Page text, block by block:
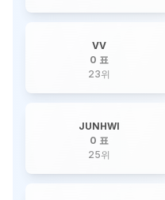
VV
0 표
23위
JUNHWI
0 표
25위